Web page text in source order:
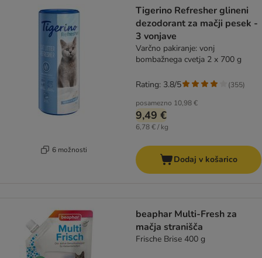
6 možnosti
Tigerino Refresher glineni
dezodorant za mačji pesek -
3 vonjave
Varčno pakiranje: vonj
bombažnega cvetja 2 x 700 g
posamezno 10,98 €
9,49 €
6,78 € / kg
Rating: 3.8/5 (355)
Dodaj v košarico
beaphar Multi-Fresh za
mačja stranišča
Frische Brise 400 g